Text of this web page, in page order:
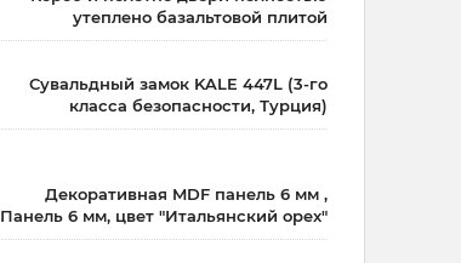
утеплено базальтовой плитой
Сувальдный замок KALE 447L (3-го
класса безопасности, Турция)
Декоративная MDF панель 6 мм ,
Панель 6 мм, цвет "Итальянский орех"